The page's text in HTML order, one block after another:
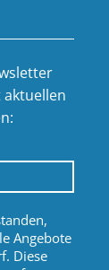
Angebote
Diese